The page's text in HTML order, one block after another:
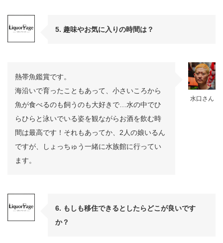
5. 趣味やお気に入りの時間は？
水口さん
熱帯魚鑑賞です。
海沿いで育ったこともあって、小さいころから
魚が食べるのも飼うのも大好きで…水の中でひ
らひらと泳いでいる姿を観ながらお酒を飲む時
間は最高です！それもあってか、2人の娘いるん
ですが、しょっちゅう一緒に水族館に行ってい
ます。
6. もしも移住できるとしたらどこが良いです
か？